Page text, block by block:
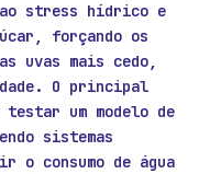
stress hídrico e
forçando os
uvas mais cedo,
O principal
um modelo de
sistemas
o consumo de água